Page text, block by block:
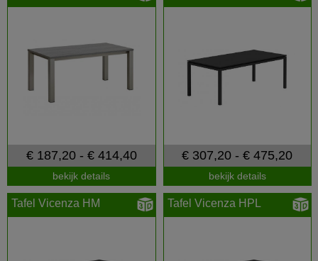
€ 187,20 - € 414,40
bekijk details
€ 307,20 - € 475,20
bekijk details
Tafel Vicenza HM Tafel Vicenza HPL